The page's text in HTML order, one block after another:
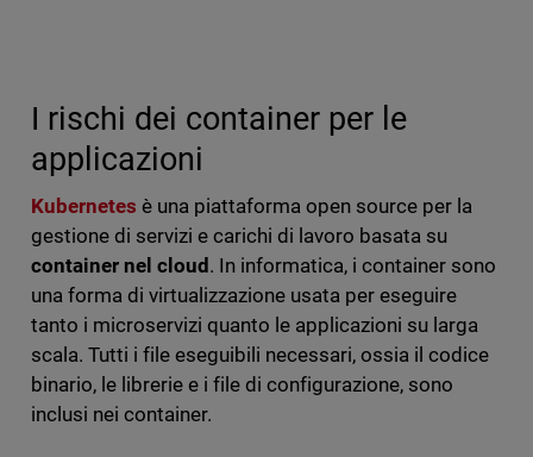
I rischi dei container per le
applicazioni
Kubernetes è una piattaforma open source per la
gestione di servizi e carichi di lavoro basata su
container nel cloud. In informatica, i container sono
una forma di virtualizzazione usata per eseguire
tanto i microservizi quanto le applicazioni su larga
scala. Tutti i file eseguibili necessari, ossia il codice
binario, le librerie e i file di configurazione, sono
inclusi nei container.